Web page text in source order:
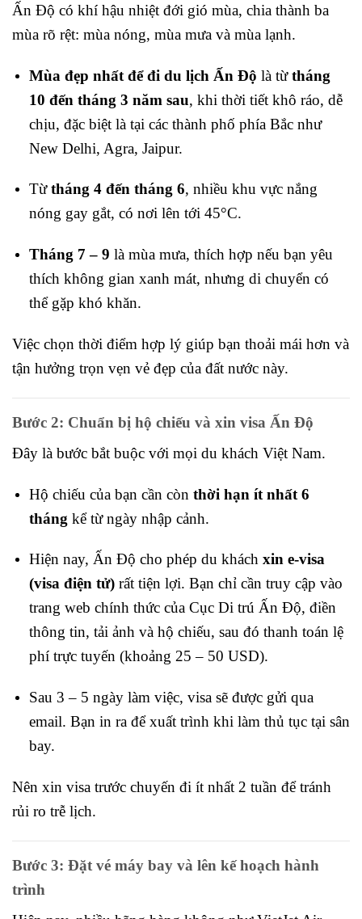
Ấn Độ có khí hậu nhiệt đới gió mùa, chia thành ba
mùa rõ rệt: mùa nóng, mùa mưa và mùa lạnh.
Mùa đẹp nhất để đi du lịch Ấn Độ là từtháng
10 đến tháng 3 năm sau, khi thời tiết khô ráo, dễ
chịu, đặc biệt là tại các thành phố phía Bắc như
New Delhi, Agra, Jaipur.
Từtháng 4 đến tháng 6, nhiều khu vực nắng
nóng gay gắt, có nơi lên tới 45°C.
Tháng 7 – 9 là mùa mưa, thích hợp nếu bạn yêu
thích không gian xanh mát, nhưng di chuyển có
thể gặp khó khăn.
Việc chọn thời điểm hợp lý giúp bạn thoải mái hơn và
tận hưởng trọn vẹn vẻ đẹp của đất nước này.
Bước 2: Chuẩn bị hộ chiếu và xin visa Ấn Độ
Đây là bước bắt buộc với mọi du khách Việt Nam.
Hộ chiếu của bạn cần còn thời hạn ít nhất 6
tháng kể từ ngày nhập cảnh.
Hiện nay, Ấn Độ cho phép du khách xin e-visa
(visa điện tử)rất tiện lợi. Bạn chỉ cần truy cập vào
trang web chính thức của Cục Di trú Ấn Độ, điền
thông tin, tải ảnh và hộ chiếu, sau đó thanh toán lệ
phí trực tuyến (khoảng 25 – 50 USD).
Sau 3 – 5 ngày làm việc, visa sẽ được gửi qua
email. Bạn in ra để xuất trình khi làm thủ tục tại sân
bay.
Nên xin visa trước chuyến đi ít nhất 2 tuần để tránh
rủi ro trễ lịch.
Bước 3: Đặt vé máy bay và lên kế hoạch hành
trình